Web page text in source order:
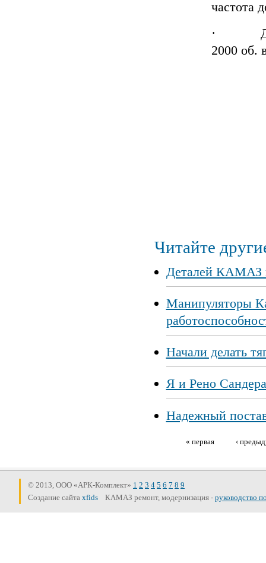
частота
·
2000 об.
Читайте
Деталей КАМАЗ
Манипуляторы
Начали делать
Я и Рено
Надежный
Страницы
« первая ‹
© 2013, ООО «АРК-Комплект» 1 2 3 4 5 6 7 8 9
Создание сайта xfids КАМАЗ ремонт, модернизация - руководство